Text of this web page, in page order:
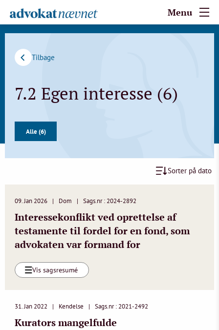
Menu
Tilbage
7.2 Egen interesse (6)
Alle (6)
Sorter på dato
09. Jan 2026 Dom Sags.nr : 2024-2892
Interessekonflikt ved oprettelse af
testamente til fordel for en fond, som
advokaten var formand for
Vis sagsresumé
31. Jan 2022 Kendelse Sags.nr : 2021-2492
Kurators mangelfulde